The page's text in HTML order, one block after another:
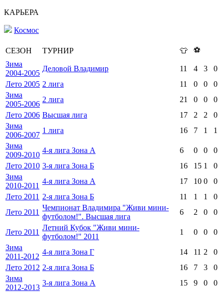
КАРЬЕРА
Космос
СЕЗОН ТУРНИР 👕
⚽
Зима
2004-2005
Деловой Владимир 11 4 3
0
Лето 2005 2 лига 11 0 0
0
Зима
2005-2006
2 лига 21 0 0
0
Лето 2006 Высшая лига 17 2 2
0
Зима
2006-2007
1 лига 16 7 1
1
Зима
2009-2010
4-я лига Зона А 6 0 0
0
Лето 2010 3-я лига Зона Б 16 15 1
0
Зима
2010-2011
4-я лига Зона А 17 10 0
0
Лето 2011 2-я лига Зона Б 11 1 1
0
Лето 2011
Чемпионат Владимира "Живи мини-
футболом!". Высшая лига
6 2 0 0
Лето 2011
Летний Кубок "Живи мини-
футболом!" 2011
1 0 0
0
Зима
2011-2012
4-я лига Зона Г 14 11 2
0
Лето 2012 2-я лига Зона Б 16 7 3
0
Зима
2012-2013
3-я лига Зона А 15 9 0
0